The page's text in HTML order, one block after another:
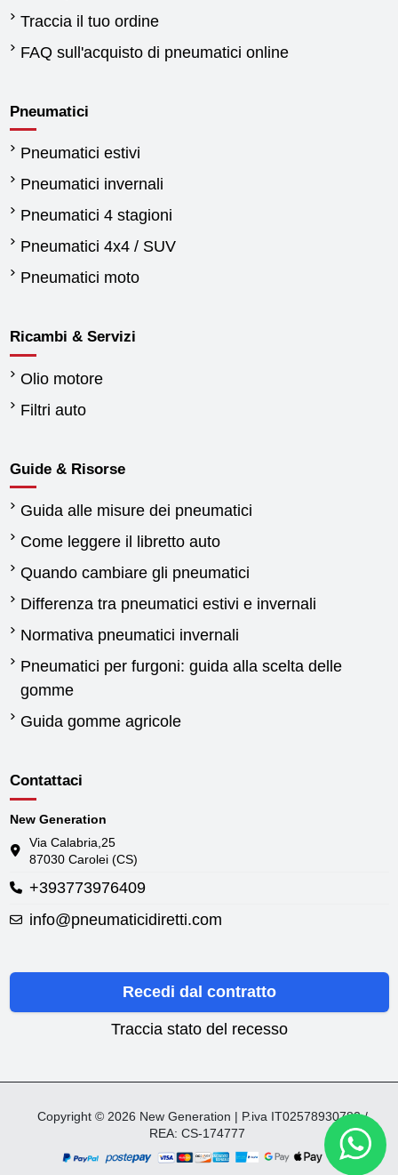
Traccia il tuo ordine
FAQ sull'acquisto di pneumatici online
Pneumatici
Pneumatici estivi
Pneumatici invernali
Pneumatici 4 stagioni
Pneumatici 4x4 / SUV
Pneumatici moto
Ricambi & Servizi
Olio motore
Filtri auto
Guide & Risorse
Guida alle misure dei pneumatici
Come leggere il libretto auto
Quando cambiare gli pneumatici
Differenza tra pneumatici estivi e invernali
Normativa pneumatici invernali
Pneumatici per furgoni: guida alla scelta delle
gomme
Guida gomme agricole
Contattaci
New Generation
Via Calabria,25
87030 Carolei (CS)
+393773976409
info@pneumaticidiretti.com
Recedi dal contratto
Traccia stato del recesso
Copyright © 2026 New Generation | P.iva IT02578930782 /
REA: CS-174777